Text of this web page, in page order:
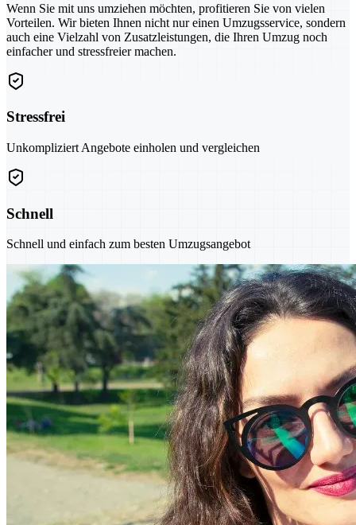
Wenn Sie mit uns umziehen möchten, profitieren Sie von vielen
Vorteilen. Wir bieten Ihnen nicht nur einen Umzugsservice, sondern
auch eine Vielzahl von Zusatzleistungen, die Ihren Umzug noch
einfacher und stressfreier machen.
Stressfrei
Unkompliziert Angebote einholen und vergleichen
Schnell
Schnell und einfach zum besten Umzugsangebot